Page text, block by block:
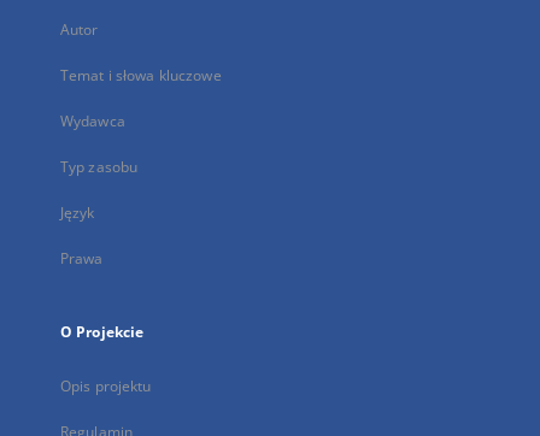
Autor
Temat i słowa kluczowe
Wydawca
Typ zasobu
Język
Prawa
O Projekcie
Opis projektu
Regulamin